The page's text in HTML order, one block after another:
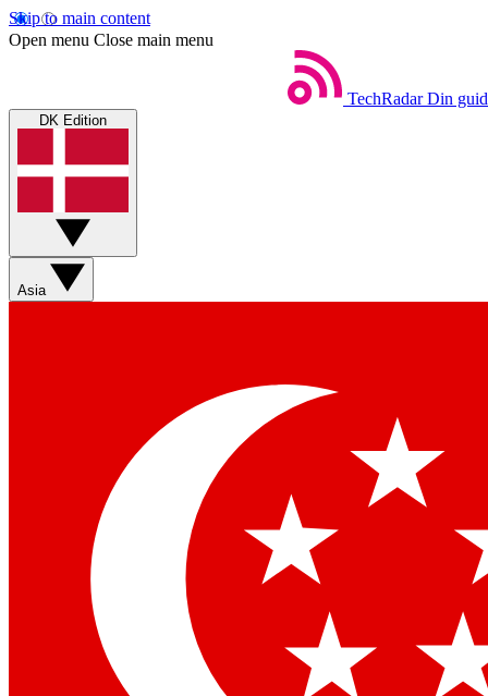
Skip to main content
Open menu Close main menu
TechRadar Din
DK Edition
Asia